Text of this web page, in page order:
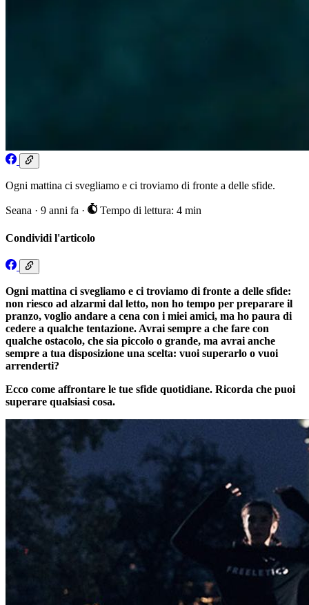
Ogni mattina ci svegliamo e ci troviamo di fronte a delle sfide.
Seana · 9 anni fa · Tempo di lettura: 4 min
Condividi l'articolo
Ogni mattina ci svegliamo e ci troviamo di fronte a delle sfide:
non riesco ad alzarmi dal letto, non ho tempo per preparare il
pranzo, voglio andare a cena con i miei amici, ma ho paura di
cedere a qualche tentazione. Avrai sempre a che fare con
qualche ostacolo, che sia piccolo o grande, ma avrai anche
sempre a tua disposizione una scelta: vuoi superarlo o vuoi
arrenderti?
Ecco come affrontare le tue sfide quotidiane. Ricorda che puoi
superare qualsiasi cosa.